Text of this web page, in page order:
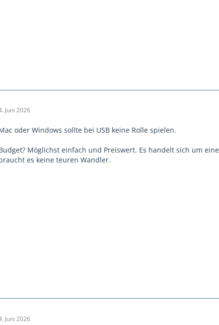
Juni 2026
oder Windows sollte bei USB keine Rolle spielen.
Möglichst einfach und Preiswert. Es handelt sich um
es keine teuren Wandler.
Juni 2026